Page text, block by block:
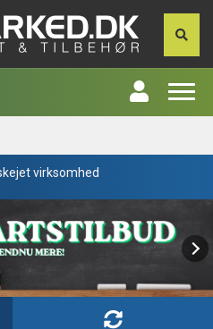
virksomhed
med